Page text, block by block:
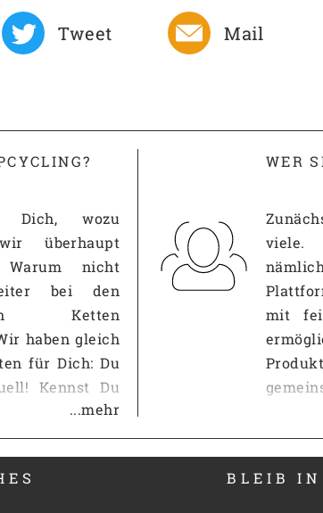
Ausgangsmaterialien leicht
Tweet Mail
Dich, wozu
überhaupt
Warum nicht
bei den
Ketten
haben gleich
für Dich: Du
Kennst Du
in eine andere
und im
steht der
Schrank wie
...mehr
WER
viele.
mit
mit
BLEIB IN